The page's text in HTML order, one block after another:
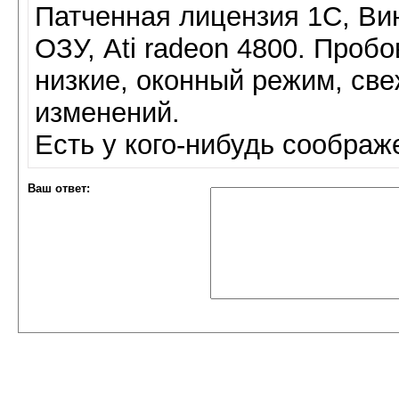
Патченная лицензия 1С,
ОЗУ, Ati radeon 4800.
низкие, оконный режим,
изменений.
Есть у кого-нибудь
Ваш ответ: